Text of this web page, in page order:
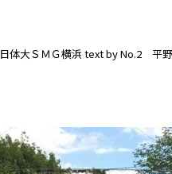
日体大ＳＭＧ横浜 text by No.2 平